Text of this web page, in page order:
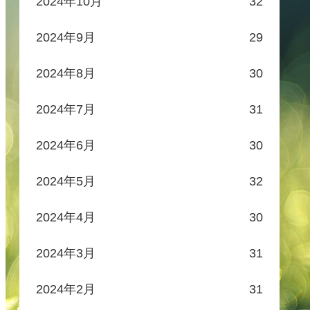
2024年9月 29
2024年8月 30
2024年7月 31
2024年6月 30
2024年5月 32
2024年4月 30
2024年3月 31
2024年2月 31